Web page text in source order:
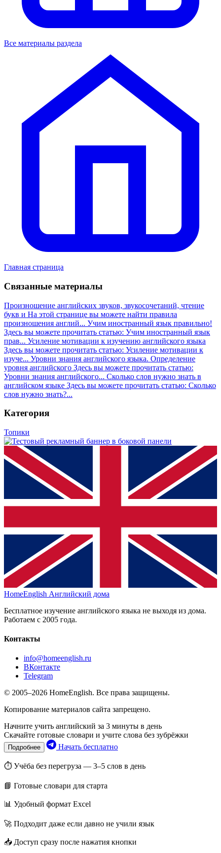
Все материалы раздела
Главная страница
Связанные материалы
Произношение английских звуков, звукосочетаний, чтение
букв и На этой странице вы можете найти правила
произношения англий... Учим иностранный язык правильно!
Здесь вы можете прочитать статью: Учим иностранный язык
прав... Усиление мотивации к изучению английского языка
Здесь вы можете прочитать статью: Усиление мотивации к
изуче... Уровни знания английского языка. Определение
уровня английского Здесь вы можете прочитать статью:
Уровни знания английского... Сколько слов нужно знать в
английском языке Здесь вы можете прочитать статью: Сколько
слов нужно знать?...
Категория
Топики
HomeEnglish Английский дома
Бесплатное изучение английского языка не выходя из дома.
Работаем с 2005 года.
Контакты
info@homeenglish.ru
ВКонтакте
Telegram
© 2005–2026 HomeEnglish. Все права защищены.
Копирование материалов сайта запрещено.
Начните учить английский за 3 минуты в день
Скачайте готовые словари и учите слова без зубрёжки
Подробнее Начать бесплатно
⏱ Учёба без перегруза — 3–5 слов в день
📘 Готовые словари для старта
📊 Удобный формат Excel
🚀 Подходит даже если давно не учили язык
📥 Доступ сразу после нажатия кнопки